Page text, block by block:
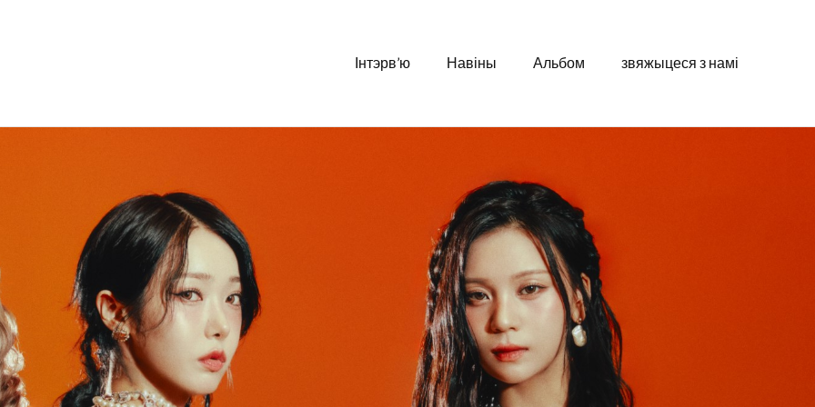
Інтэрв’ю Навіны Альбом звяжыцеся з намі